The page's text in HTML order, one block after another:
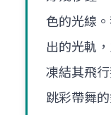
色的光線
出的光軌
凍結其飛
跳彩帶舞